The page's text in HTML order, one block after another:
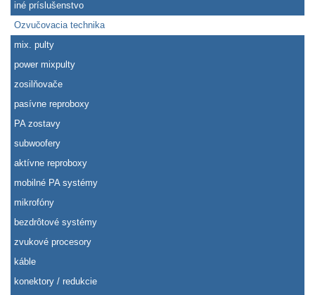
iné príslušenstvo
Ozvučovacia technika
mix. pulty
power mixpulty
zosilňovače
pasívne reproboxy
PA zostavy
subwoofery
aktívne reproboxy
mobilné PA systémy
mikrofóny
bezdrôtové systémy
zvukové procesory
káble
konektory / redukcie